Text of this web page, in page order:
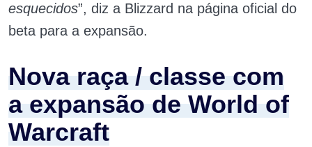
esquecidos”, diz a Blizzard na página oficial do
beta para a expansão.
Nova raça / classe com
a expansão de World of
Warcraft